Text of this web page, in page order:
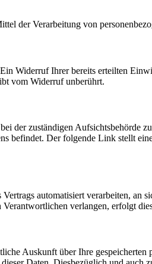
der Verarbeitung von
Widerruf Ihrer bereits erteilten
vom Widerruf unberührt.
der zuständigen Aufsichtsbehörde
befindet. Der folgende Link stellt
automatisiert verarbeiten, an
verlangen, erfolgt
Auskunft über Ihre